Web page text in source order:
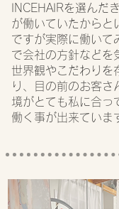
INCEHAIRを選んだ
が働いていたからと
ですが実際に働いて
で会社の方針などを
世界観やこだわりを
り、目の前のお客さ
境がとても私に合っ
働く事が出来ていま